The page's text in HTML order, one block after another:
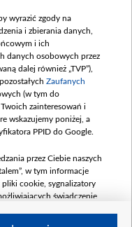
350
PLN
2025
PLN
2026 (wpłata
mln, 8
PLN
wyrazić zgody na
i zbierania danych,
i ich
danych osobowych przez
dalej również „TVP”),
Zaufanych
(w tym do
zainteresowań i
wskazujemy poniżej, a
PPID do Google.
przez Ciebie naszych
w tym informacje
cookie, sygnalizatory
świadczenie